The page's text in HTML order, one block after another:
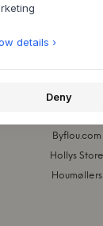
Byflou.com
Hollys Store
Houmøllers
details ›
Deny